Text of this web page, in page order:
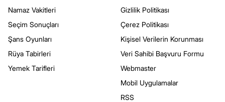
Namaz Vakitleri
Seçim Sonuçları
Şans Oyunları
Rüya Tabirleri
Yemek Tarifleri
Gizlilik Politikası
Çerez Politikası
Kişisel Verilerin Korunması
Veri Sahibi Başvuru Formu
Webmaster
Mobil Uygulamalar
RSS